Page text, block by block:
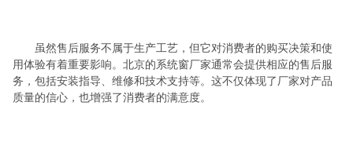
虽然售后服务不属于生产工艺，但它对消费者的购买决策和使
用体验有着重要影响。北京的系统窗厂家通常会提供相应的售后服
务，包括安装指导、维修和技术支持等。这不仅体现了厂家对产品
质量的信心，也增强了消费者的满意度。